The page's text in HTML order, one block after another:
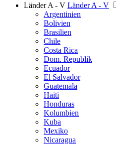
Länder A - V Länder A - V
Argentinien
Bolivien
Brasilien
Chile
Costa Rica
Dom. Republik
Ecuador
El Salvador
Guatemala
Haiti
Honduras
Kolumbien
Kuba
Mexiko
Nicaragua